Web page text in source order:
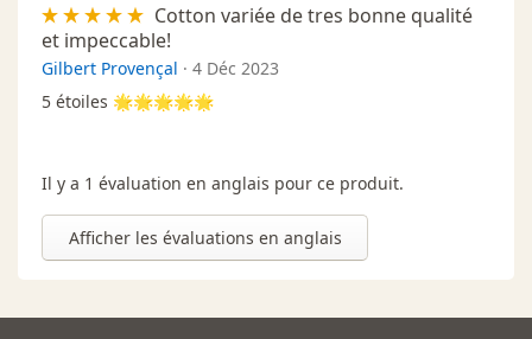
Cotton variée de tres bonne qualité
et impeccable!
Gilbert Provençal · 4 Déc 2023
5 étoiles 🌟🌟🌟🌟🌟
Il y a 1 évaluation en anglais pour ce produit.
Afficher les évaluations en anglais